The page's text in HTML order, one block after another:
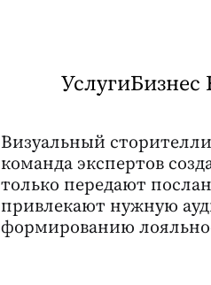
УслугиБизнес
Визуальный
команда экспертов
только передают
привлекают нужную
формированию